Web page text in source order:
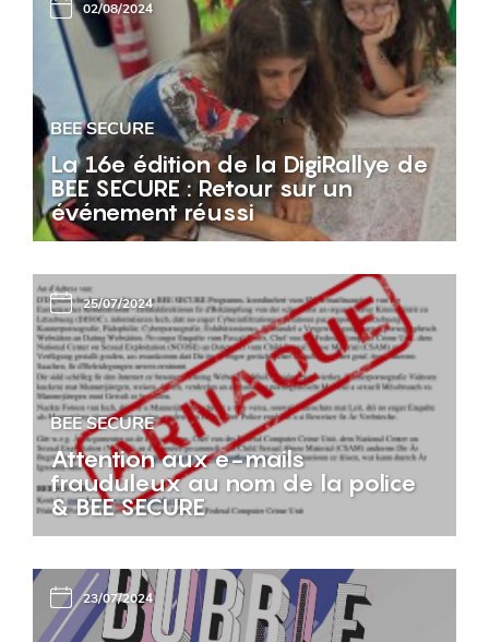
02/08/2024
BEE SECURE
La 16e édition de la DigiRallye de
BEE SECURE : Retour sur un
événement réussi
25/07/2024
BEE SECURE
Attention aux e-mails
frauduleux au nom de la police
& BEE SECURE
23/07/2024